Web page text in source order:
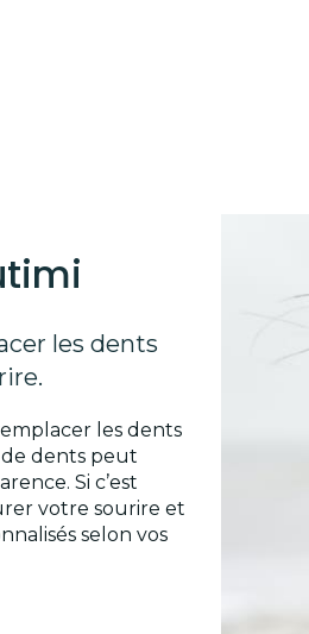
les dents
les dents
dents peut
Si c’est
votre sourire et
selon vos